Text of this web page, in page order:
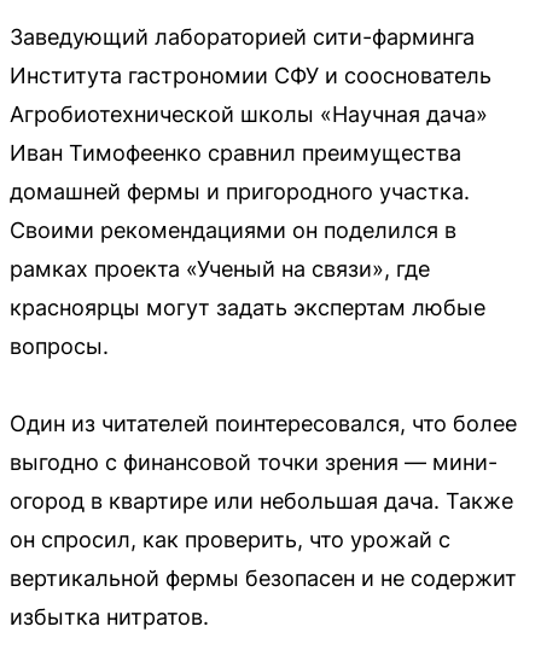
Заведующий лабораторией сити-фарминга
Института гастрономии СФУ и сооснователь
Агробиотехнической школы «Научная дача»
Иван Тимофеенко сравнил преимущества
домашней фермы и пригородного участка.
Своими рекомендациями он поделился в
рамках проекта «Ученый на связи», где
красноярцы могут задать экспертам любые
вопросы.
Один из читателей поинтересовался, что более
выгодно с финансовой точки зрения — мини-
огород в квартире или небольшая дача. Также
он спросил, как проверить, что урожай с
вертикальной фермы безопасен и не содержит
избытка нитратов.